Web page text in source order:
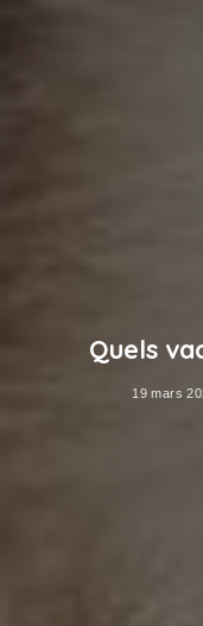
Quels
19 mars